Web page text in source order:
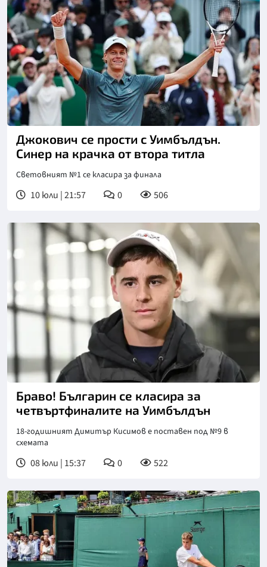
Джокович се прости с Уимбълдън.
Синер на крачка от втора титла
Световният №1 се класира за финала
10 юли | 21:57 0 506
Снимка: БГНЕС
Браво! Българин се класира за
четвъртфиналите на Уимбълдън
18-годишният Димитър Кисимов е поставен под №9 в
схемата
08 юли | 15:37 0 522